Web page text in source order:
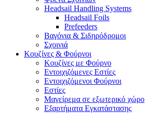
Headsail Handling Systems
Headsail Foils
Prefeeders
Βαγόνια & Σιδηρόδρομοι
Σχοινιά
Κουζίνες & Φούρνοι
Κουζίνες με Φούρνο
Εντοιχιζόμενες Εστίες
Εντοιχιζόμενοι Φούρνοι
Εστίες
Μαγείρεμα σε εξωτερικό χώρο
Εξαρτήματα Εγκατάστασης